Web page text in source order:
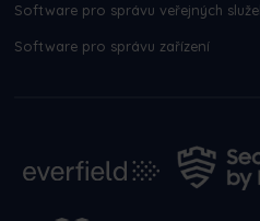
Software pro správu veřejných
Software pro správu zařízení